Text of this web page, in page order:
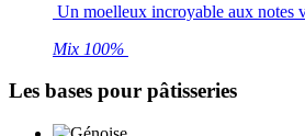
Un moelleux incroyable aux notes
Mix 100%
Les bases pour pâtisseries